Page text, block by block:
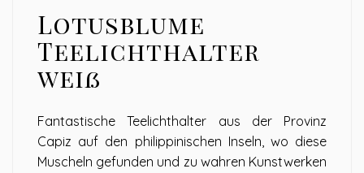
Lotusblume
Teelichthalter
weiß
Fantastische Teelichthalter aus der Provinz
Capiz auf den philippinischen Inseln, wo diese
Muscheln gefunden und zu wahren Kunstwerken